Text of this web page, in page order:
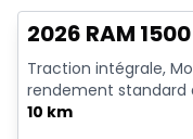
2026 RAM
Traction intégrale,
rendement standard
10 km